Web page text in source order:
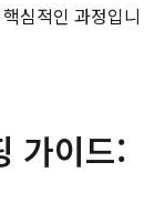
심적인 과정입니
가이드: